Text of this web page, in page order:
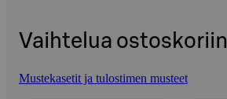
Vaihtelua ostoskoriin
Mustekasetit ja tulostimen musteet